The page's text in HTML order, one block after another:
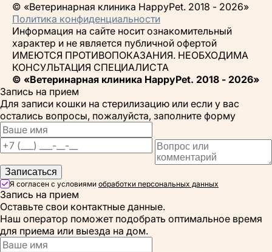
© «Ветеринарная клиника HappyPet. 2018 - 2026»
Политика конфиденциальности
Информация на сайте носит ознакомительный
характер и не является публичной офертой
ИМЕЮТСЯ ПРОТИВОПОКАЗАНИЯ. НЕОБХОДИМА
КОНСУЛЬТАЦИЯ СПЕЦИАЛИСТА
© «Ветеринарная клиника HappyPet. 2018 - 2026»
Запись на прием
Для записи кошки на стерилизацию или если у вас
остались вопросы, пожалуйста, заполните форму
Записаться
Я согласен с условиями обработки персональных данных
Запись на прием
Оставьте свои контактные данные.
Наш оператор поможет подобрать оптимальное время
для приема или выезда на дом.